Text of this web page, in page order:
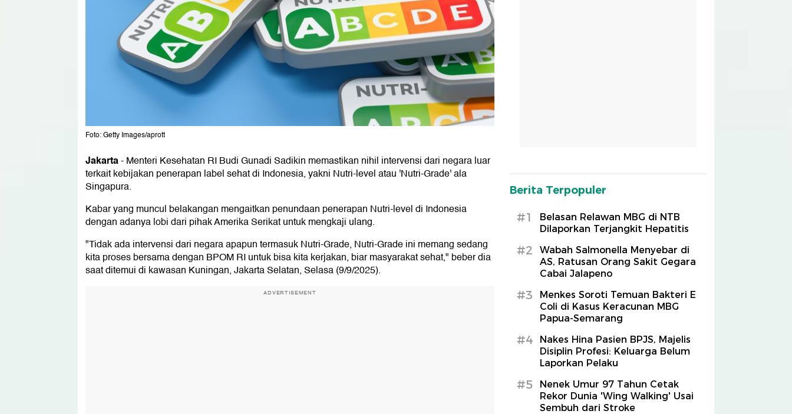
Foto: Getty Images/aprott
Jakarta-Menteri Kesehatan RI Budi Gunadi Sadikin memastikan nihil intervensi dari negara luar
terkait kebijakan penerapan label sehat di Indonesia, yakni Nutri-level atau 'Nutri-Grade' ala
Singapura.
Kabar yang muncul belakangan mengaitkan penundaan penerapan Nutri-level di Indonesia
dengan adanya lobi dari pihak Amerika Serikat untuk mengkaji ulang.
"Tidak ada intervensi dari negara apapun termasuk Nutri-Grade, Nutri-Grade ini memang sedang
kita proses bersama dengan BPOM RI untuk bisa kita kerjakan, biar masyarakat sehat," beber dia
saat ditemui di kawasan Kuningan, Jakarta Selatan, Selasa (9/9/2025).
ADVERTISEMENT
Berita Terpopuler
#1
Belasan Relawan MBG di NTB
Dilaporkan Terjangkit Hepatitis
#2
Wabah Salmonella Menyebar di
AS, Ratusan Orang Sakit Gegara
Cabai Jalapeno
#3
Menkes Soroti Temuan Bakteri E
Coli di Kasus Keracunan MBG
Papua-Semarang
#4
Nakes Hina Pasien BPJS, Majelis
Disiplin Profesi: Keluarga Belum
Laporkan Pelaku
#5
Nenek Umur 97 Tahun Cetak
Rekor Dunia 'Wing Walking' Usai
Sembuh dari Stroke